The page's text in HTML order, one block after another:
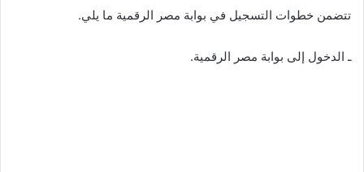
تتضمن خطوات التسجيل في بوابة مصر الرقمية ما يلي.
ـ الدخول إلى بوابة مصر الرقمية.